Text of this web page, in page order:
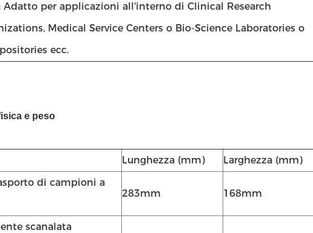
Adatto per applicazioni all'interno di Clinical Research
Medical Service Centers o Bio-Science Laboratories o
ecc.
e peso
Lunghezza (mm)
Larghezza (mm)
di campioni a
283mm 168mm
scanalata